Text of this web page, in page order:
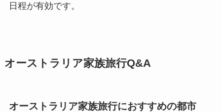
日程が有効です。
オーストラリア家族旅行Q&A
オーストラリア家族旅行におすすめの都市